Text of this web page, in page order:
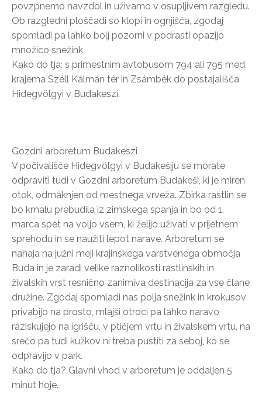
povzpnemo navzdol in uživamo v osupljivem razgledu.
Ob razgledni ploščadi so klopi in ognjišča, zgodaj
spomladi pa lahko bolj pozorni v podrasti opazijo
množico snežink.
Kako do tja: s primestnim avtobusom 794 ali 795 med
krajema Széll Kálmán tér in Zsámbék do postajališča
Hidegvölgyi v Budakeszi.
Gozdni arboretum Budakeszi
V počivališče Hidegvölgyi v Budakešiju se morate
odpraviti tudi v Gozdni arboretum Budakeši, ki je miren
otok, odmaknjen od mestnega vrveža. Zbirka rastlin se
bo kmalu prebudila iz zimskega spanja in bo od 1.
marca spet na voljo vsem, ki želijo uživati v prijetnem
sprehodu in se naužiti lepot narave. Arboretum se
nahaja na južni meji krajinskega varstvenega območja
Buda in je zaradi velike raznolikosti rastlinskih in
živalskih vrst resnično zanimiva destinacija za vse člane
družine. Zgodaj spomladi nas polja snežink in krokusov
privabijo na prosto, mlajši otroci pa lahko naravo
raziskujejo na igrišču, v ptičjem vrtu in živalskem vrtu, na
srečo pa tudi kužkov ni treba pustiti za seboj, ko se
odpravijo v park.
Kako do tja? Glavni vhod v arboretum je oddaljen 5
minut hoje.